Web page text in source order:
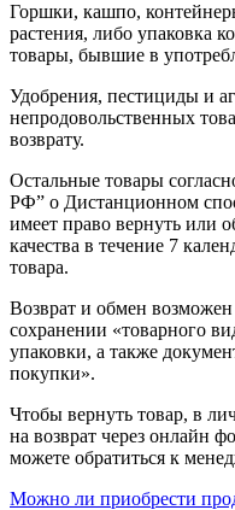
Горшки, кашпо,
растения, либо упаковка
товары, бывшие в
Удобрения, пестициды и
непродовольственных
возврату.
Остальные товары
РФ” о Дистанционном
имеет право вернуть или
качества в течение 7
товара.
Возврат и обмен
сохранении «товарного
упаковки, а также
покупки».
Чтобы вернуть товар, в
на возврат через онлайн
можете обратиться к
Можно ли приобрести